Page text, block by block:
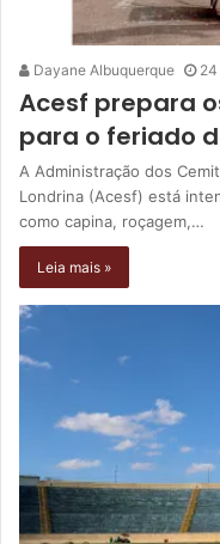
Dayane Albuquerque
Acesf prepara
para o feriado
A Administração dos
Londrina (Acesf) está
como capina, roçagem,…
Leia mais »